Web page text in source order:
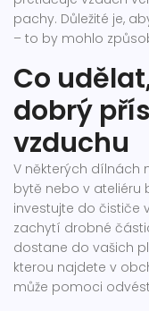
pachy. Důležité je,
– to by mohlo
Co
dobrý
vzduchu
V některých dílnách
bytě nebo v ateliéru
investujte do čističe
zachytí drobné
dostane do vašich
kterou najdete v
může pomoci